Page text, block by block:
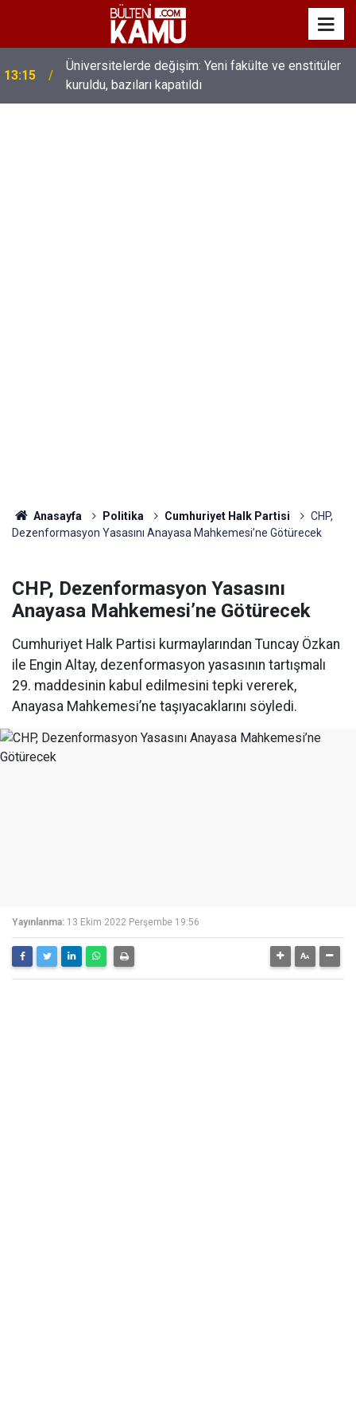
Üniversitelerde değişim: Yeni fakülte ve enstitüler
kuruldu, bazıları kapatıldı
13:00
MEB’de üst düzey değişim: Genel müdürler değişti,
yeni isimler atandı
Anasayfa Politika Cumhuriyet Halk Partisi
CHP,
Dezenformasyon Yasasını Anayasa Mahkemesi’ne Götürecek
CHP, Dezenformasyon Yasasını
Anayasa Mahkemesi’ne Götürecek
Cumhuriyet Halk Partisi kurmaylarından Tuncay Özkan
ile Engin Altay, dezenformasyon yasasının tartışmalı
29. maddesinin kabul edilmesini tepki vererek,
Anayasa Mahkemesi’ne taşıyacaklarını söyledi.
Yayınlanma: 13 Ekim 2022 Perşembe 19:56